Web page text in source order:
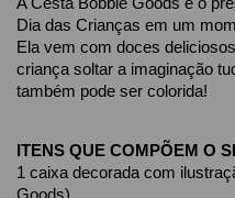
Dia das Crianças em um
Ela vem com doces
criança soltar a imaginação
também pode ser colorida!
ITENS QUE COMPÕEM O
1 caixa decorada com